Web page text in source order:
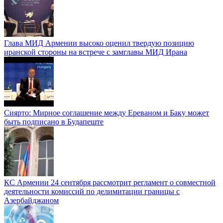
Глава МИД Армении высоко оценил твердую позицию
иранской стороны на встрече с замглавы МИД Ирана
Сиярто: Мирное соглашение между Ереваном и Баку может
быть подписано в Будапеште
КС Армении 24 сентября рассмотрит регламент о совместной
деятельности комиссий по делимитации границы с
Азербайджаном